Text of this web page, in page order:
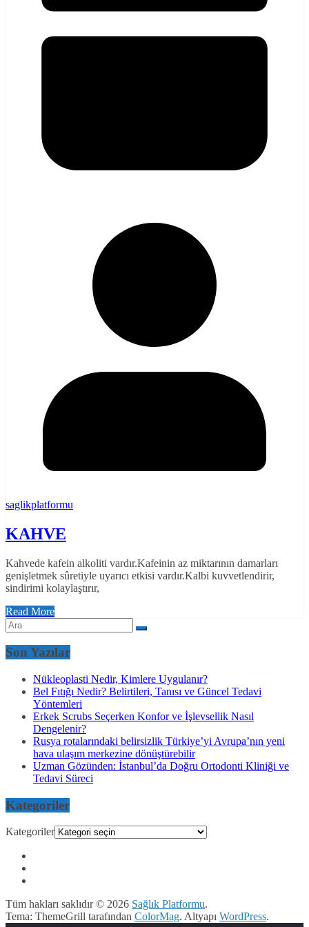
saglikplatformu
KAHVE
Kahvede kafein alkoliti vardır.Kafeinin az miktarının damarları
genişletmek sûretiyle uyarıcı etkisi vardır.Kalbi kuvvetlendirir,
sindirimi kolaylaştırır,
Read More
Son Yazılar
Nükleoplasti Nedir, Kimlere Uygulanır?
Bel Fıtığı Nedir? Belirtileri, Tanısı ve Güncel Tedavi
Yöntemleri
Erkek Scrubs Seçerken Konfor ve İşlevsellik Nasıl
Dengelenir?
Rusya rotalarındaki belirsizlik Türkiye’yi Avrupa’nın yeni
hava ulaşım merkezine dönüştürebilir
Uzman Gözünden: İstanbul’da Doğru Ortodonti Kliniği ve
Tedavi Süreci
Kategoriler
Kategoriler
Tüm hakları saklıdır © 2026 Sağlık Platformu.
Tema: ThemeGrill tarafından ColorMag. Altyapı WordPress.